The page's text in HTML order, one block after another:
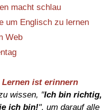
macht schlau
um Englisch zu lernen
Web
Lernen ist erinnern
wissen, "Ich bin richtig,
ich bin!", um darauf alle